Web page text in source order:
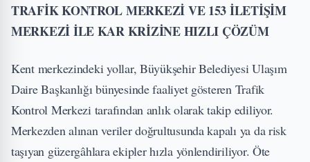
TRAFİK KONTROL MERKEZİ VE 153 İLETİŞİM
MERKEZİ İLE KAR KRİZİNE HIZLI ÇÖZÜM
Kent merkezindeki yollar, Büyükşehir Belediyesi Ulaşım
Daire Başkanlığı bünyesinde faaliyet gösteren Trafik
Kontrol Merkezi tarafından anlık olarak takip ediliyor.
Merkezden alınan veriler doğrultusunda kapalı ya da risk
taşıyan güzergâhlara ekipler hızla yönlendiriliyor. Öte